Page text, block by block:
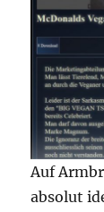
Auf
absolut